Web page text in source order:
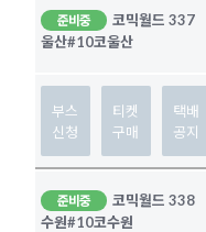
준비중
코믹월드 337
울산#10코울산
부스
신청
티켓
구매
택배
공지
준비중
코믹월드 338
수원#10코수원